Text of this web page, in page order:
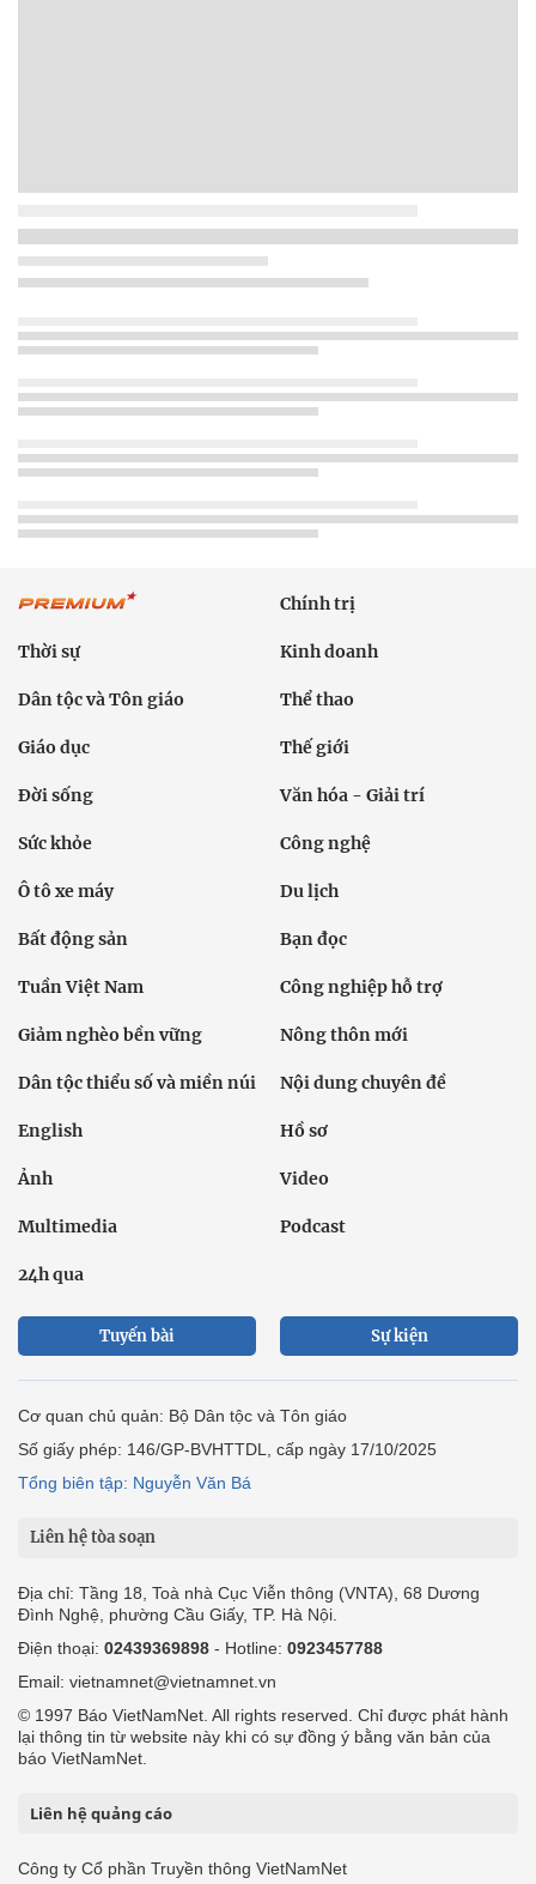
Chính trị
Thời sự Kinh doanh
Dân tộc và Tôn giáo Thể thao
Giáo dục Thế giới
Đời sống Văn hóa - Giải trí
Sức khỏe Công nghệ
Ô tô xe máy Du lịch
Bất động sản Bạn đọc
Tuần Việt Nam Công nghiệp hỗ trợ
Giảm nghèo bền vững Nông thôn mới
Dân tộc thiểu số và miền núi Nội dung chuyên đề
English Hồ sơ
Ảnh Video
Multimedia Podcast
24h qua
Tuyến bài Sự kiện
Cơ quan chủ quản: Bộ Dân tộc và Tôn giáo
Số giấy phép: 146/GP-BVHTTDL, cấp ngày 17/10/2025
Tổng biên tập: Nguyễn Văn Bá
Liên hệ tòa soạn
Địa chỉ: Tầng 18, Toà nhà Cục Viễn thông (VNTA), 68 Dương
Đình Nghệ, phường Cầu Giấy, TP. Hà Nội.
Điện thoại: 02439369898 - Hotline: 0923457788
Email: vietnamnet@vietnamnet.vn
© 1997 Báo VietNamNet. All rights reserved. Chỉ được phát hành
lại thông tin từ website này khi có sự đồng ý bằng văn bản của
báo VietNamNet.
Liên hệ quảng cáo
Công ty Cổ phần Truyền thông VietNamNet